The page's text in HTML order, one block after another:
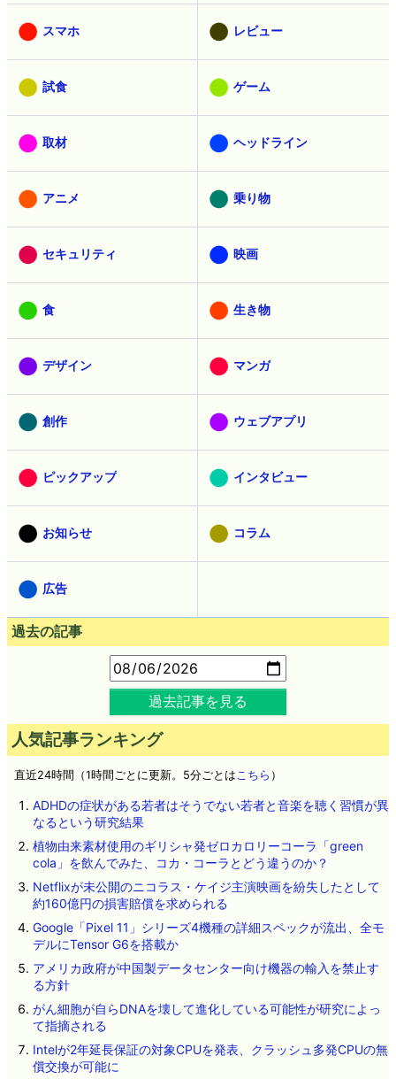
スマホ レビュー
試食 ゲーム
取材 ヘッドライン
アニメ 乗り物
セキュリティ 映画
食 生き物
デザイン マンガ
創作 ウェブアプリ
ピックアップ インタビュー
お知らせ コラム
広告
過去の記事
過去記事を見る
人気記事ランキング
直近24時間（1時間ごとに更新。5分ごとはこちら ）
ADHDの症状がある若者はそうでない若者と音楽を聴く習慣が異
なるという研究結果
植物由来素材使用のギリシャ発ゼロカロリーコーラ「green
cola」を飲んでみた、コカ・コーラとどう違うのか？
Netflixが未公開のニコラス・ケイジ主演映画を紛失したとして
約160億円の損害賠償を求められる
Google「Pixel 11」シリーズ4機種の詳細スペックが流出、全モ
デルにTensor G6を搭載か
アメリカ政府が中国製データセンター向け機器の輸入を禁止す
る方針
がん細胞が自らDNAを壊して進化している可能性が研究によっ
て指摘される
Intelが2年延長保証の対象CPUを発表、クラッシュ多発CPUの無
償交換が可能に